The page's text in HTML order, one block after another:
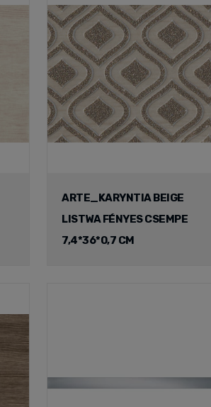
ARTE_KARYNTIA BEIGE
LISTWA FÉNYES CSEMPE
7,4*36*0,7 CM